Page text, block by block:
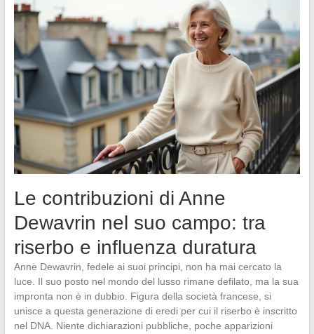
Le contribuzioni di Anne
Dewavrin nel suo campo: tra
riserbo e influenza duratura
Anne Dewavrin, fedele ai suoi principi, non ha mai cercato la
luce. Il suo posto nel mondo del lusso rimane defilato, ma la sua
impronta non è in dubbio. Figura della società francese, si
unisce a questa generazione di eredi per cui il riserbo è inscritto
nel DNA. Niente dichiarazioni pubbliche, poche apparizioni